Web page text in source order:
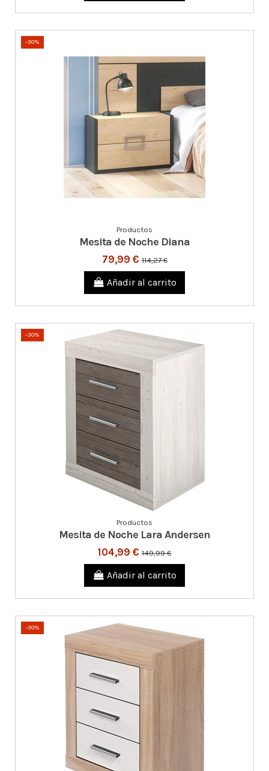
-30%
Productos
Mesita de Noche Diana
79,99 €114,27 €
Añadir al carrito
-30%
Productos
Mesita de Noche Lara Andersen
104,99 € 149,99 €
Añadir al carrito
-30%